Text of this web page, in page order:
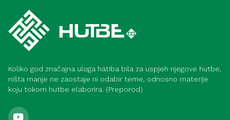
Koliko god značajna uloga hatiba bila za uspjeh njegove hutbe,
ništa manje ne zaostaje ni odabir teme, odnosno materije
koju tokom hutbe elaborira. (Preporod)